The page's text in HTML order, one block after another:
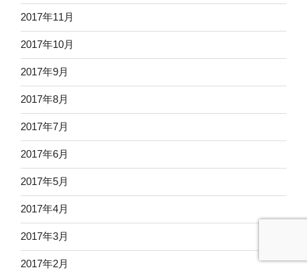
2017年11月
2017年10月
2017年9月
2017年8月
2017年7月
2017年6月
2017年5月
2017年4月
2017年3月
2017年2月